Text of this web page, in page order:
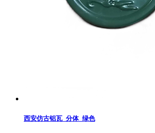
西安仿古铝瓦_分体_绿色